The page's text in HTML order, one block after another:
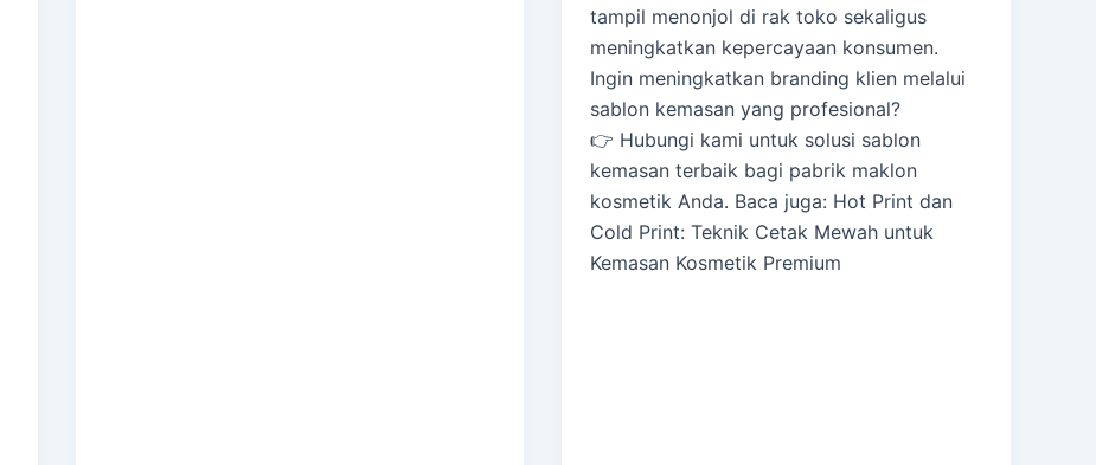
tampil menonjol di rak toko sekaligus
meningkatkan kepercayaan konsumen.
Ingin meningkatkan branding klien melalui
sablon kemasan yang profesional?
👉 Hubungi kami untuk solusi sablon
kemasan terbaik bagi pabrik maklon
kosmetik Anda. Baca juga: Hot Print dan
Cold Print: Teknik Cetak Mewah untuk
Kemasan Kosmetik Premium